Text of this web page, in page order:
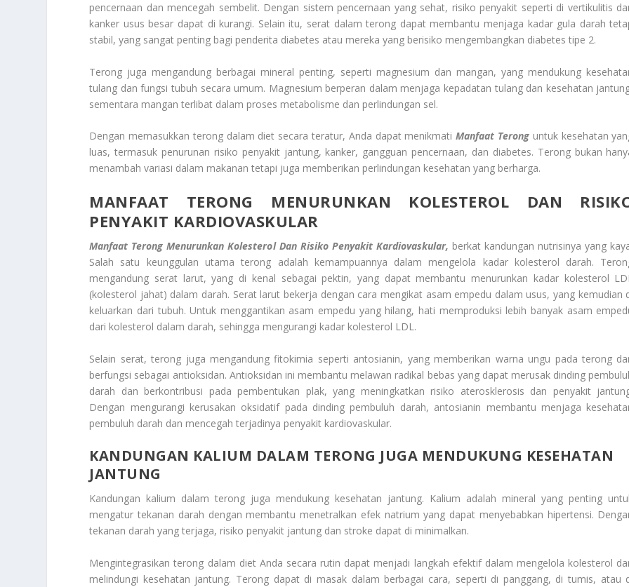
pencernaan dan mencegah sembelit. Dengan sistem pencernaan yang sehat, risiko penyakit seperti di vertikulitis
kanker usus besar dapat di kurangi. Selain itu, serat dalam terong dapat membantu menjaga kadar gula darah
stabil, yang sangat penting bagi penderita diabetes atau mereka yang berisiko mengembangkan diabetes tipe 2.
Terong juga mengandung berbagai mineral penting, seperti magnesium dan mangan, yang mendukung
tulang dan fungsi tubuh secara umum. Magnesium berperan dalam menjaga kepadatan tulang dan kesehatan
sementara mangan terlibat dalam proses metabolisme dan perlindungan sel.
Dengan memasukkan terong dalam diet secara teratur, Anda dapat menikmatiManfaat Terong untuk kesehatan
luas, termasuk penurunan risiko penyakit jantung, kanker, gangguan pencernaan, dan diabetes. Terong bukan
menambah variasi dalam makanan tetapi juga memberikan perlindungan kesehatan yang berharga.
MANFAAT TERONG MENURUNKAN KOLESTEROL DAN
PENYAKIT KARDIOVASKULAR
Manfaat Terong Menurunkan Kolesterol Dan Risiko Penyakit Kardiovaskular, berkat kandungan nutrisinya yang
Salah satu keunggulan utama terong adalah kemampuannya dalam mengelola kadar kolesterol darah.
mengandung serat larut, yang di kenal sebagai pektin, yang dapat membantu menurunkan kadar kolesterol
(kolesterol jahat) dalam darah. Serat larut bekerja dengan cara mengikat asam empedu dalam usus, yang kemudian
keluarkan dari tubuh. Untuk menggantikan asam empedu yang hilang, hati memproduksi lebih banyak asam
dari kolesterol dalam darah, sehingga mengurangi kadar kolesterol LDL.
Selain serat, terong juga mengandung fitokimia seperti antosianin, yang memberikan warna ungu pada terong
berfungsi sebagai antioksidan. Antioksidan ini membantu melawan radikal bebas yang dapat merusak dinding
darah dan berkontribusi pada pembentukan plak, yang meningkatkan risiko aterosklerosis dan penyakit
Dengan mengurangi kerusakan oksidatif pada dinding pembuluh darah, antosianin membantu menjaga
pembuluh darah dan mencegah terjadinya penyakit kardiovaskular.
KANDUNGAN KALIUM DALAM TERONG JUGA MENDUKUNG KESEHATAN
JANTUNG
Kandungan kalium dalam terong juga mendukung kesehatan jantung. Kalium adalah mineral yang penting
mengatur tekanan darah dengan membantu menetralkan efek natrium yang dapat menyebabkan hipertensi.
tekanan darah yang terjaga, risiko penyakit jantung dan stroke dapat di minimalkan.
Mengintegrasikan terong dalam diet Anda secara rutin dapat menjadi langkah efektif dalam mengelola kolesterol
melindungi kesehatan jantung. Terong dapat di masak dalam berbagai cara, seperti di panggang, di tumis, atau